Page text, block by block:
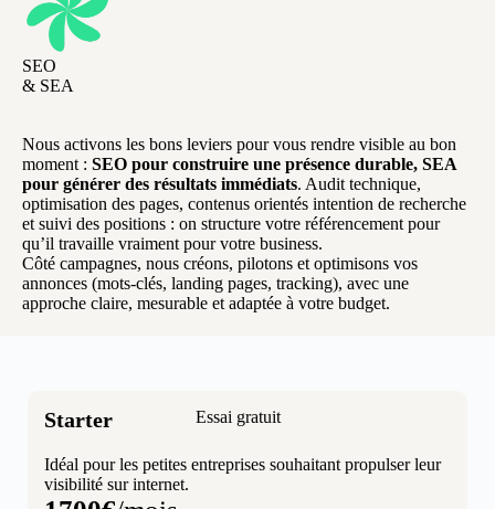
SEO
& SEA
Nous activons les bons leviers pour vous rendre visible au bon
moment : SEO pour construire une présence durable, SEA
pour générer des résultats immédiats. Audit technique,
optimisation des pages, contenus orientés intention de recherche
et suivi des positions : on structure votre référencement pour
qu’il travaille vraiment pour votre business.
Côté campagnes, nous créons, pilotons et optimisons vos
annonces (mots-clés, landing pages, tracking), avec une
approche claire, mesurable et adaptée à votre budget.
Starter Essai gratuit
Idéal pour les petites entreprises souhaitant propulser leur
visibilité sur internet.